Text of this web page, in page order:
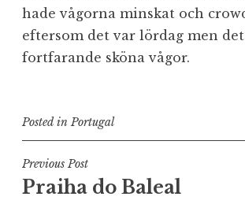
hade vågorna minskat och
eftersom det var lördag men
fortfarande sköna vågor.
Posted in Portugal
Inläggsnavigering
Previous Post
Praiha do Baleal